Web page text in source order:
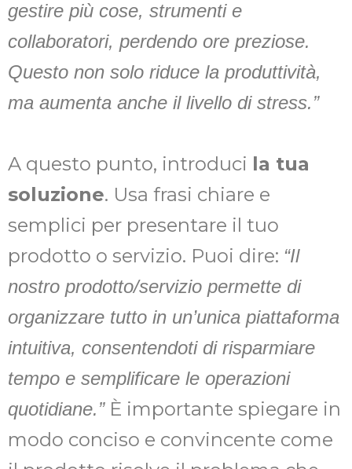
gestire più cose, strumenti e
collaboratori, perdendo ore preziose.
Questo non solo riduce la produttività,
ma aumenta anche il livello di stress.”
A questo punto, introduci la tua
soluzione. Usa frasi chiare e
semplici per presentare il tuo
prodotto o servizio. Puoi dire: “Il
nostro prodotto/servizio permette di
organizzare tutto in un’unica piattaforma
intuitiva, consentendoti di risparmiare
tempo e semplificare le operazioni
quotidiane.”È importante spiegare in
modo conciso e convincente come